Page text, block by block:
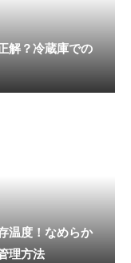
解？冷蔵庫での
温度！なめらか
理方法